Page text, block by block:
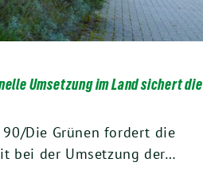
Umsetzung im Land sichert die
Die Grünen fordert die
bei der Umsetzung der…